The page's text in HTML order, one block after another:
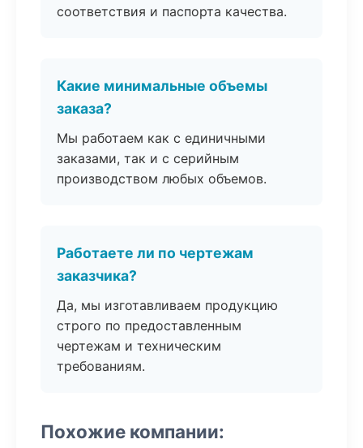
соответствия и паспорта качества.
Какие минимальные объемы
заказа?
Мы работаем как с единичными
заказами, так и с серийным
производством любых объемов.
Работаете ли по чертежам
заказчика?
Да, мы изготавливаем продукцию
строго по предоставленным
чертежам и техническим
требованиям.
Похожие компании: